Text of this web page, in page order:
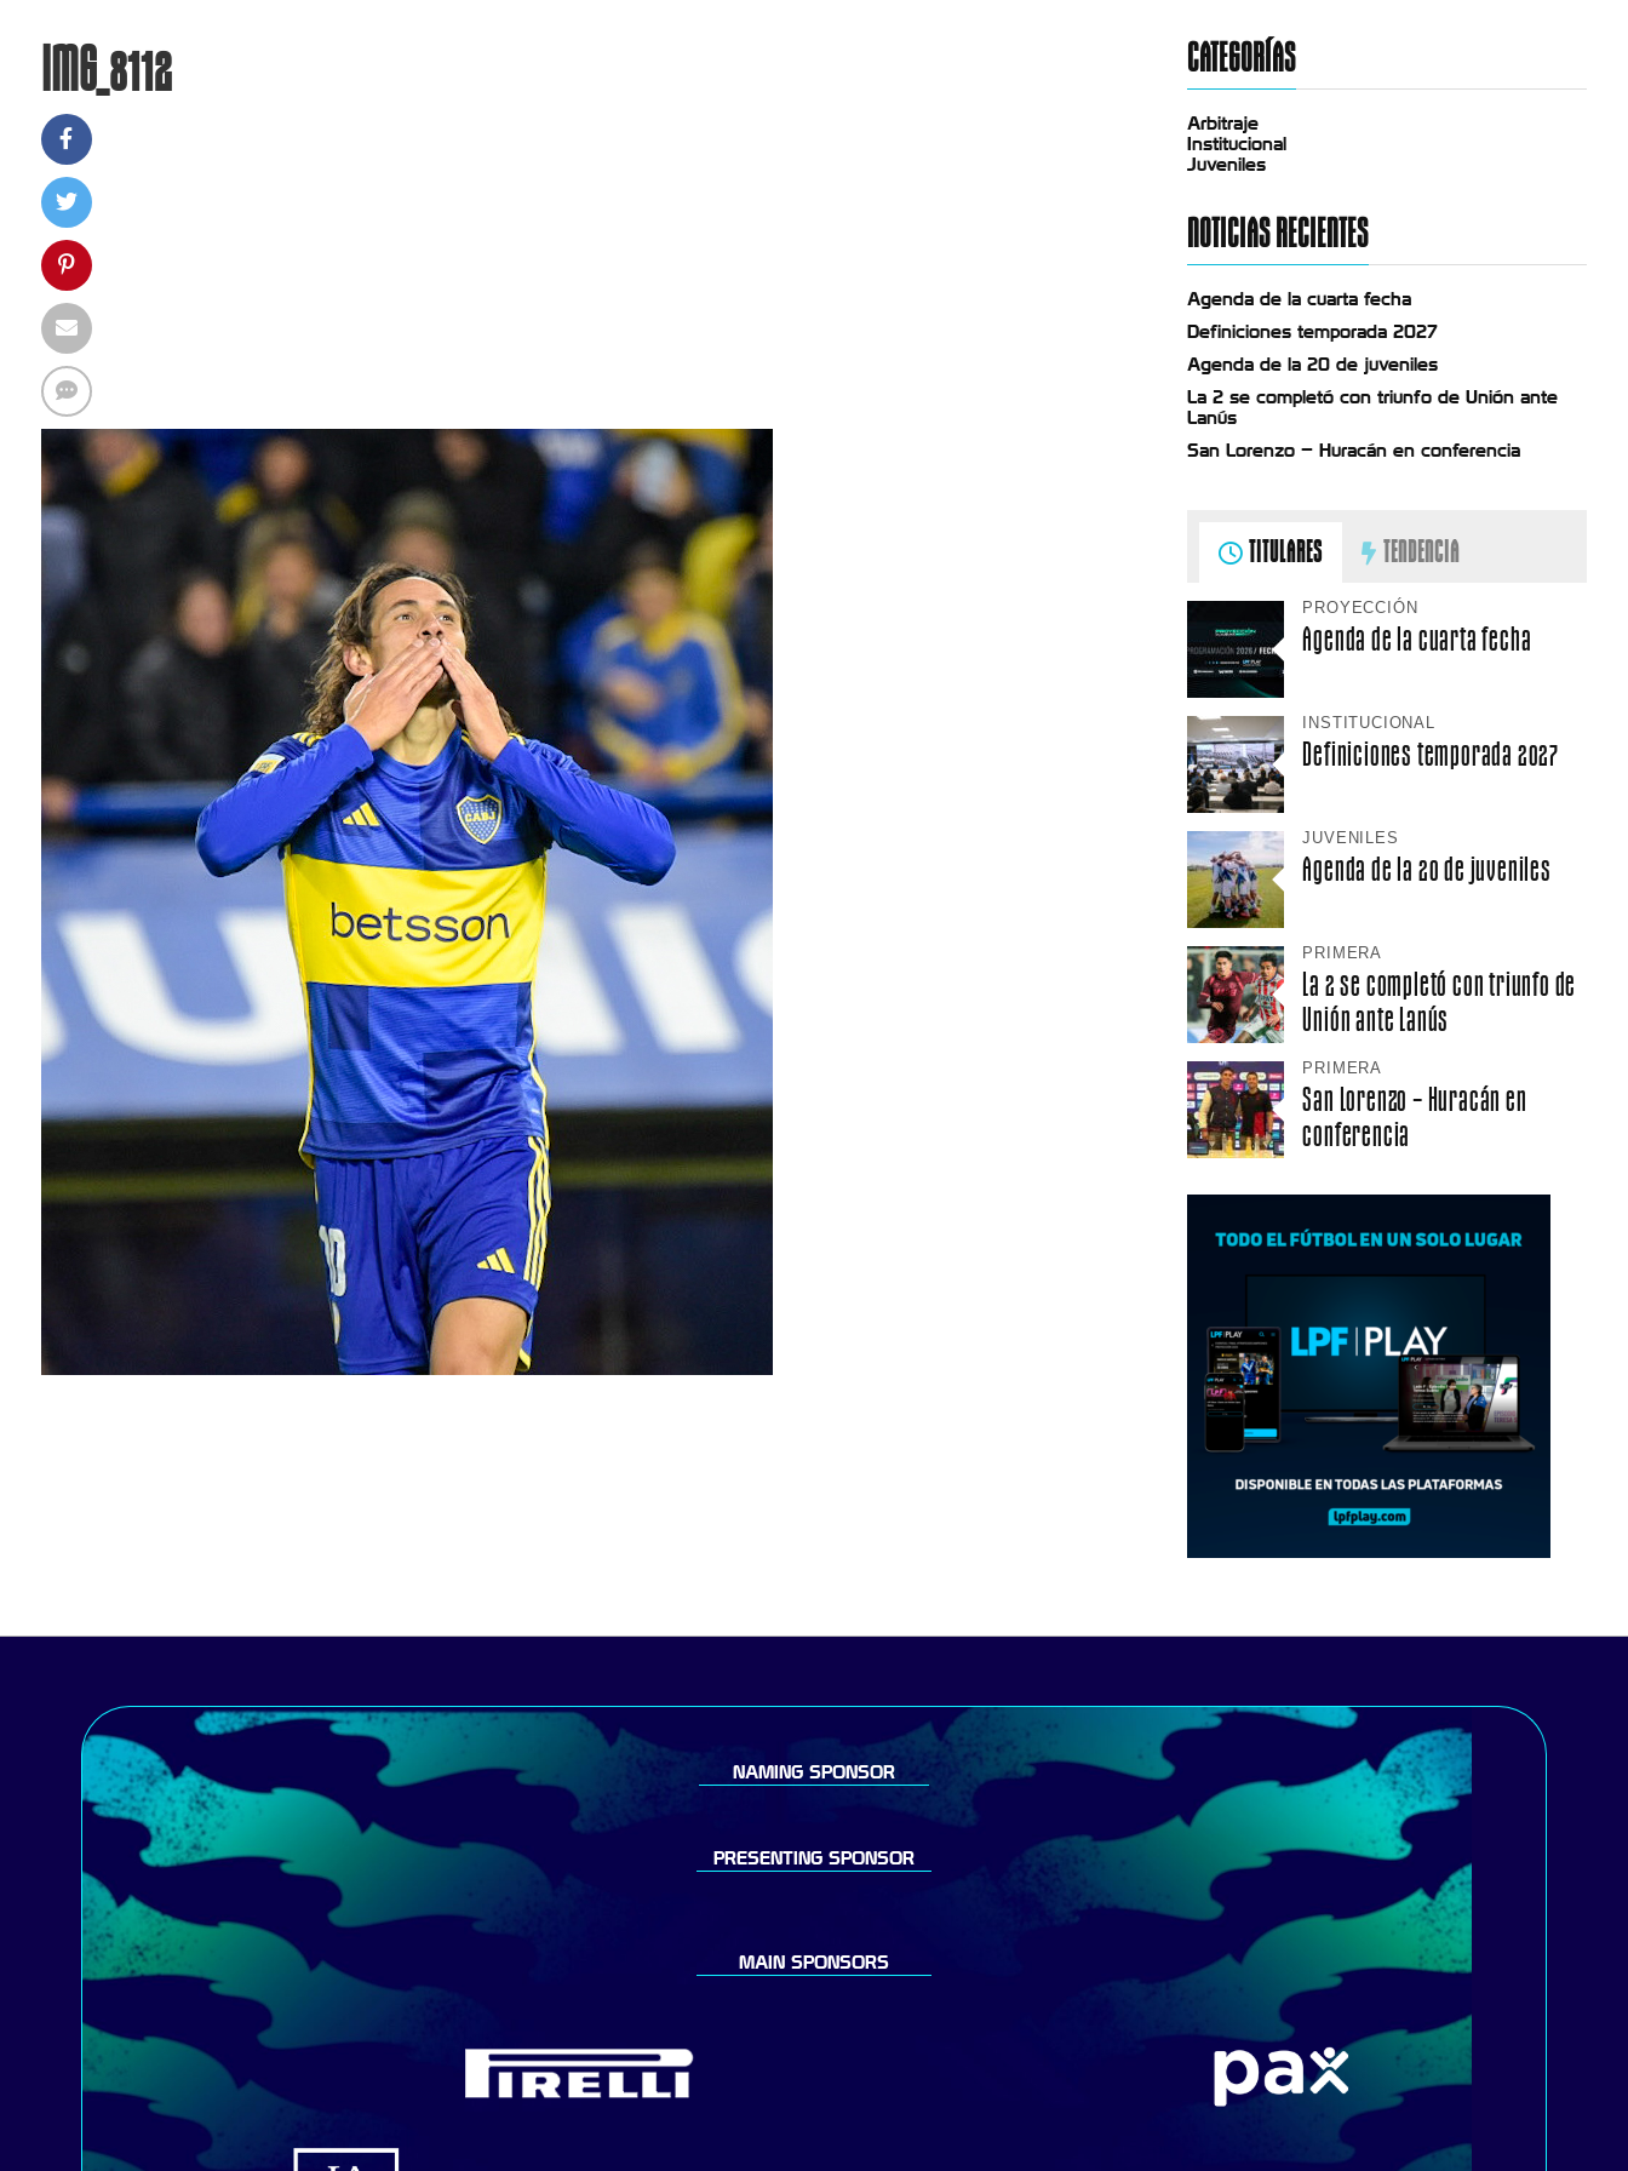
IMG_8112 CATEGORÍAS
Arbitraje
Institucional
Juveniles
NOTICIAS RECIENTES
Agenda de la cuarta fecha
Definiciones temporada 2027
Agenda de la 20 de juveniles
La 2 se completó con triunfo de Unión ante
Lanús
San Lorenzo – Huracán en conferencia
TITULARES TENDENCIA
PROYECCIÓN
Agenda de la cuarta fecha
INSTITUCIONAL
Definiciones temporada 2027
JUVENILES
Agenda de la 20 de juveniles
PRIMERA
La 2 se completó con triunfo de
Unión ante Lanús
PRIMERA
San Lorenzo – Huracán en
conferencia
NAMING SPONSOR
PRESENTING SPONSOR
MAIN SPONSORS